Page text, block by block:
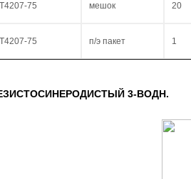
75 мешок 20
75 п/э пакет 1
3-ВОДН.